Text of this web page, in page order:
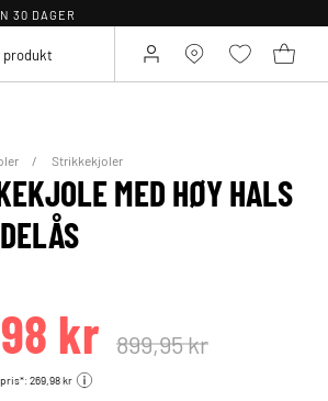
30 DAGER
Strikkekjoler
MED HØY HALS
kr 899,95 kr
269,98 kr